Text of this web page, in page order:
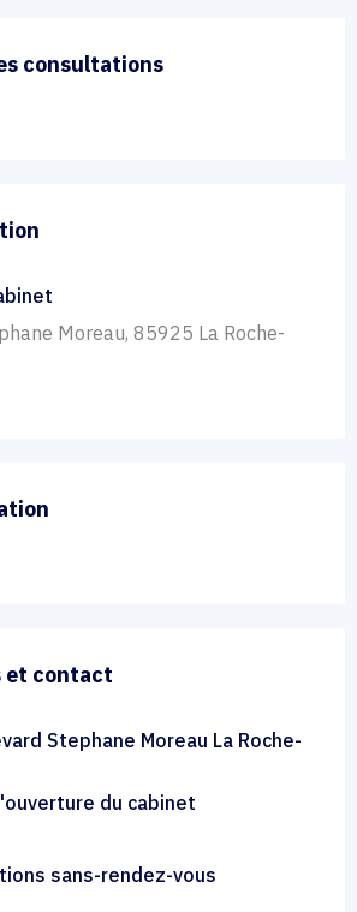
consultations
Moreau, 85925 La Roche-
et contact
Stephane Moreau La Roche-
du cabinet
sans-rendez-vous